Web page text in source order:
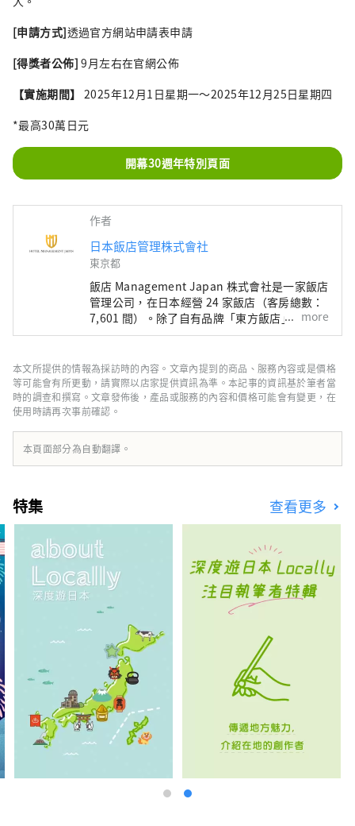
[申請方式]透過官方網站申請表申請
[得獎者公佈] 9月左右在官網公佈
【實施期間】 2025年12月1日星期一～2025年12月25日星期四
*最高30萬日元
開幕30週年特別頁面
作者
日本飯店管理株式會社
東京都
飯店 Management Japan 株式會社是一家飯店
管理公司，在日本經營 24 家飯店（客房總數：
7,601 間）。除了自有品牌「東方飯店」和「東
方快車飯店」外，該公司還管理和經營各種飯
店」。
more
本文所提供的情報為採訪時的內容。文章內提到的商品、服務內容或是價格
等可能會有所更動，請實際以店家提供資訊為準。本記事的資訊基於筆者當
時的調查和撰寫。文章發佈後，產品或服務的內容和價格可能會有變更，在
使用時請再次事前確認。
本頁面部分為自動翻譯。
特集 查看更多